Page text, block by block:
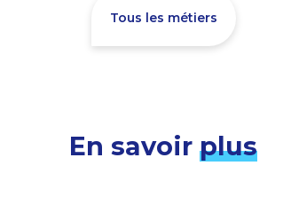
Tous les métiers
En savoir plus